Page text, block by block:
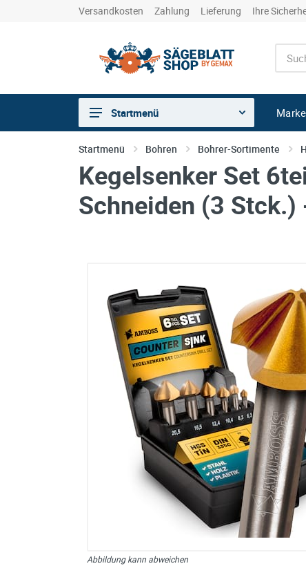
Versandkosten Zahlung Lieferung Ihre
Sägen
Trennen
Bohren
Schleifen
Gewerkeshops
sonstiges/Zubehör
Startmenü
Startmenü Bohren Bohrer-Sortimente
Kegelsenker Set
Schneiden (3 Stck.)
Abbildung kann abweichen